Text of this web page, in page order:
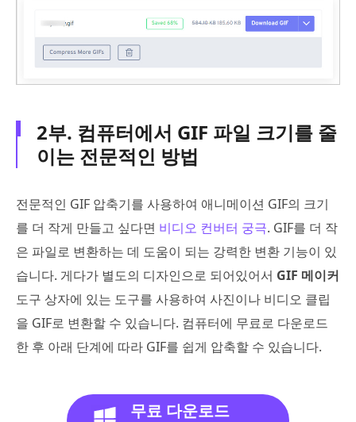
2부. 컴퓨터에서 GIF 파일 크기를 줄
이는 전문적인 방법
전문적인 GIF 압축기를 사용하여 애니메이션 GIF의 크기
를 더 작게 만들고 싶다면 비디오 컨버터 궁극. GIF를 더 작
은 파일로 변환하는 데 도움이 되는 강력한 변환 기능이 있
습니다. 게다가 별도의 디자인으로 되어있어서 GIF 메이커
도구 상자에 있는 도구를 사용하여 사진이나 비디오 클립
을 GIF로 변환할 수 있습니다. 컴퓨터에 무료로 다운로드
한 후 아래 단계에 따라 GIF를 쉽게 압축할 수 있습니다.
무료 다운로드